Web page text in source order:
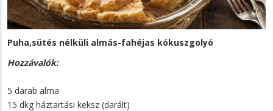
Puha,sütés nélküli almás-fahéjas kókuszgolyó
Hozzávalók:
5 darab alma
15 dkg háztartási keksz (darált)